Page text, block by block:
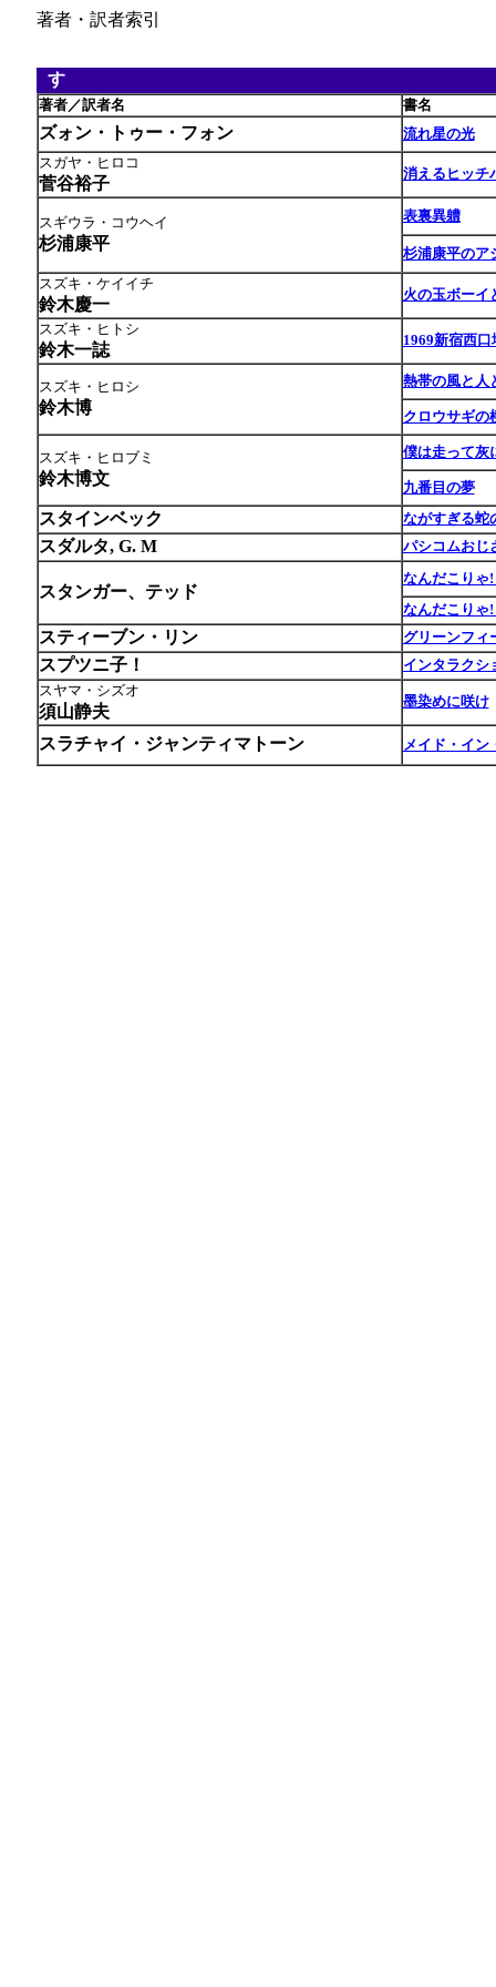
著者・訳者索引
す
著者／訳者名 書名
ズォン・トゥー・フォン
流れ星の光
スガヤ・ヒロコ
菅谷裕子
消えるヒッチ
スギウラ・コウヘイ
杉浦康平
表裏異軆
杉浦康平のア
スズキ・ケイイチ
鈴木慶一
火の玉ボーイ
スズキ・ヒトシ
鈴木一誌
1969新宿西口
スズキ・ヒロシ
鈴木博
熱帯の風と人
クロウサギの
スズキ・ヒロブミ
鈴木博文
僕は走って灰
九番目の夢
スタインベック ながすぎる蛇
スダルタ, G. M パシコムおじ
スタンガー、テッド
なんだこりゃ
なんだこりゃ
スティーブン・リン グリーンフィ
スプツニ子！
インタラクシ
スヤマ・シズオ
須山静夫
墨染めに咲け
スラチャイ・ジャンティマトーン メイド・イン